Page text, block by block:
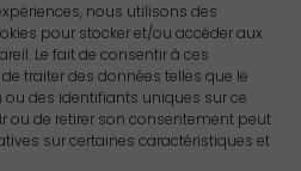
nous utilisons des
pour stocker et/ou accéder aux
Le fait de consentir à ces
traiter des données telles que le
des identifiants uniques sur ce
ou de retirer son consentement peut
sur certaines caractéristiques et